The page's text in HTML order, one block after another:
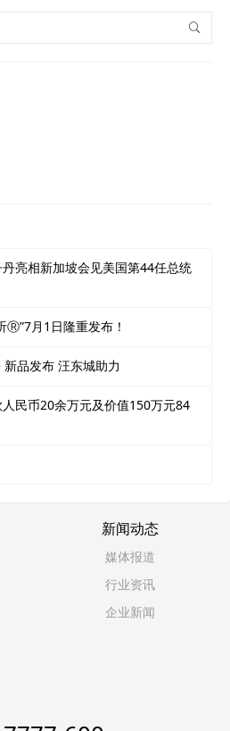
亮相新加坡会见美国第44任总统
Ⓡ”7月1日隆重发布！
品发布 汪东城助力
民币20余万元及价值150万元84
新闻动态
媒体报道
行业资讯
企业新闻